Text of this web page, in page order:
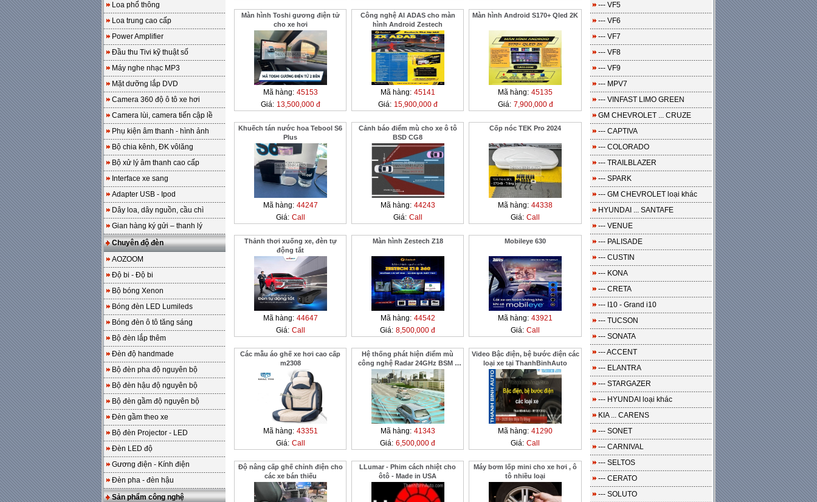
Loa phổ thông
Loa trung cao cấp
Power Amplifier
Đầu thu Tivi kỹ thuật số
Máy nghe nhạc MP3
Mặt dưỡng lắp DVD
Camera 360 độ ô tô xe hơi
Camera lùi, camera tiến cập lề
Phụ kiện âm thanh - hình ảnh
Bộ chia kênh, ĐK vôlăng
Bộ xử lý âm thanh cao cấp
Interface xe sang
Adapter USB - Ipod
Dây loa, dây nguồn, cầu chì
Gian hàng ký gửi – thanh lý
Chuyên độ đèn
AOZOOM
Độ bi - Độ bi
Bộ bóng Xenon
Bóng đèn LED Lumileds
Bóng đèn ô tô tăng sáng
Bộ đèn lắp thêm
Đèn độ handmade
Bộ đèn pha độ nguyên bộ
Bộ đèn hậu độ nguyên bộ
Bộ đèn gầm độ nguyên bộ
Đèn gầm theo xe
Bộ đèn Projector - LED
Đèn LED độ
Gương điện - Kính điện
Đèn pha - đèn hậu
Sản phẩm công nghệ
Màn hình Toshi gương điện tử
cho xe hơi
Mã hàng: 45153
Giá: 13,500,000 đ
Công nghệ AI ADAS cho màn
hình Android Zestech
Mã hàng: 45141
Giá: 15,900,000 đ
Màn hình Android S170+ Qled 2K
Mã hàng: 45135
Giá: 7,900,000 đ
Khuếch tán nước hoa Tebool S6
Plus
Mã hàng: 44247
Giá: Call
Cảnh báo điểm mù cho xe ô tô
BSD CG8
Mã hàng: 44243
Giá: Call
Cốp nóc TEK Pro 2024
Mã hàng: 44338
Giá: Call
Thảnh thơi xuống xe, đèn tự
động tắt
Mã hàng: 44647
Giá: Call
Màn hình Zestech Z18
Mã hàng: 44542
Giá: 8,500,000 đ
Mobileye 630
Mã hàng: 43921
Giá: Call
Các mẫu áo ghế xe hơi cao cấp
m2308
Mã hàng: 43351
Giá: Call
Hệ thống phát hiện điểm mù
công nghệ Radar 24GHz BSM -
01M
Mã hàng: 41343
Giá: 6,500,000 đ
Video Bậc điện, bệ bước điện các
loại xe tại ThanhBinhAuto
Mã hàng: 41290
Giá: Call
Độ nâng cấp ghế chỉnh điện cho
các xe bán thiếu
LLumar - Phim cách nhiệt cho
ôtô - Made in USA
Máy bơm lốp mini cho xe hơi , ô
tô nhiều loại
--- VF5
--- VF6
--- VF7
--- VF8
--- VF9
--- MPV7
--- VINFAST LIMO GREEN
GM CHEVROLET ... CRUZE
--- CAPTIVA
--- COLORADO
--- TRAILBLAZER
--- SPARK
--- GM CHEVROLET loại khác
HYUNDAI ... SANTAFE
--- VENUE
--- PALISADE
--- CUSTIN
--- KONA
--- CRETA
--- I10 - Grand i10
--- TUCSON
--- SONATA
--- ACCENT
--- ELANTRA
--- STARGAZER
--- HYUNDAI loại khác
KIA ... CARENS
--- SONET
--- CARNIVAL
--- SELTOS
--- CERATO
--- SOLUTO